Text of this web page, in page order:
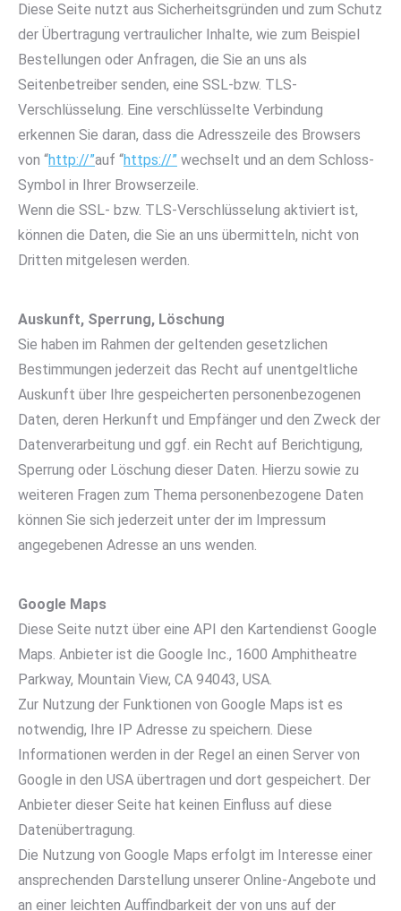
Diese Seite nutzt aus Sicherheitsgründen und zum Schutz
der Übertragung vertraulicher Inhalte, wie zum Beispiel
Bestellungen oder Anfragen, die Sie an uns als
Seitenbetreiber senden, eine SSL-bzw. TLS-
Verschlüsselung. Eine verschlüsselte Verbindung
erkennen Sie daran, dass die Adresszeile des Browsers
von “http://”auf “https://” wechselt und an dem Schloss-
Symbol in Ihrer Browserzeile.
Wenn die SSL- bzw. TLS-Verschlüsselung aktiviert ist,
können die Daten, die Sie an uns übermitteln, nicht von
Dritten mitgelesen werden.
Auskunft, Sperrung, Löschung
Sie haben im Rahmen der geltenden gesetzlichen
Bestimmungen jederzeit das Recht auf unentgeltliche
Auskunft über Ihre gespeicherten personenbezogenen
Daten, deren Herkunft und Empfänger und den Zweck der
Datenverarbeitung und ggf. ein Recht auf Berichtigung,
Sperrung oder Löschung dieser Daten. Hierzu sowie zu
weiteren Fragen zum Thema personenbezogene Daten
können Sie sich jederzeit unter der im Impressum
angegebenen Adresse an uns wenden.
Google Maps
Diese Seite nutzt über eine API den Kartendienst Google
Maps. Anbieter ist die Google Inc., 1600 Amphitheatre
Parkway, Mountain View, CA 94043, USA.
Zur Nutzung der Funktionen von Google Maps ist es
notwendig, Ihre IP Adresse zu speichern. Diese
Informationen werden in der Regel an einen Server von
Google in den USA übertragen und dort gespeichert. Der
Anbieter dieser Seite hat keinen Einfluss auf diese
Datenübertragung.
Die Nutzung von Google Maps erfolgt im Interesse einer
ansprechenden Darstellung unserer Online-Angebote und
an einer leichten Auffindbarkeit der von uns auf der